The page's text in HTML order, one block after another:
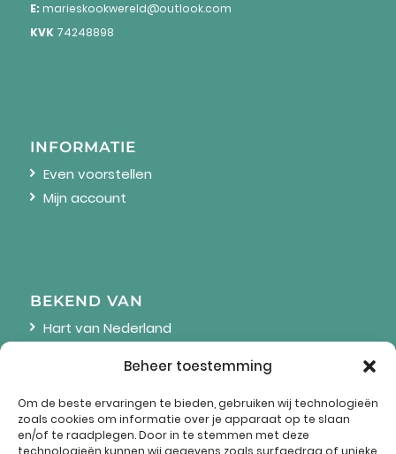
Beheer toestemming
Om de beste ervaringen te bieden, gebruiken wij technologieën
zoals cookies om informatie over je apparaat op te slaan
en/of te raadplegen. Door in te stemmen met deze
technologieën kunnen wij gegevens zoals surfgedrag of unieke
E: marieskookwereld@outlook.com
KVK74248898
INFORMATIE
Even voorstellen
Mijn account
BEKEND VAN
Hart van Nederland
Wendy Online